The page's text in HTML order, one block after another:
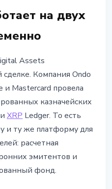
на двух
Assets
Компания Ondo
и Mastercard провела
казначейских
XRP Ledger. То есть
и ту же платформу для
расчетная
эмитентов и
фонд.